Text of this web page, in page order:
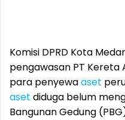
Komisi DPRD Kota
pengawasan PT Kereta
para penyewaaset
aset diduga belum
Bangunan Gedung